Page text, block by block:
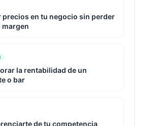
precios en tu negocio sin perder
margen
la rentabilidad de un
o bar
de tu competencia